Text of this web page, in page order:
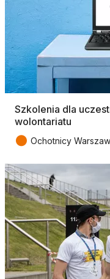
Szkolenia dla
wolontariatu
● Ochotnicy